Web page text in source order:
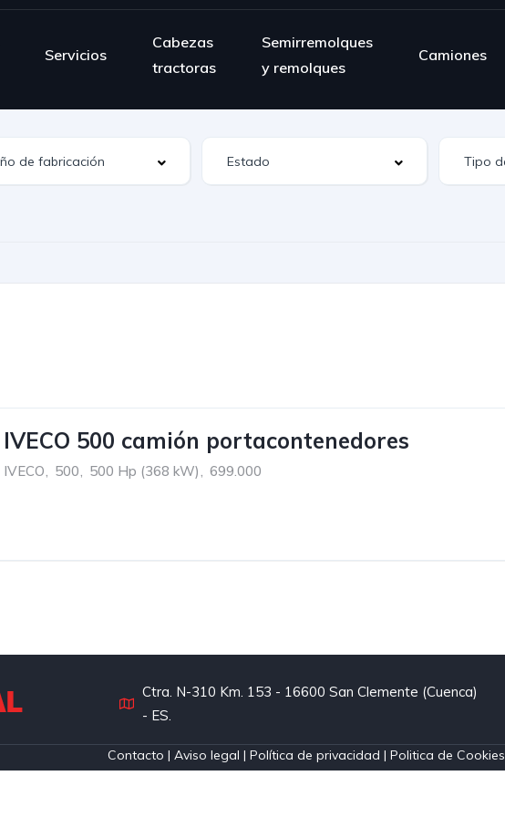
Servicios
Cabezas
tractoras
Semirremolques
y remolques
Camiones
IVECO 500 camión portacontenedores
IVECO, 500, 500 Hp (368 kW), 699.000
Ctra. N-310 Km. 153 - 16600 San Clemente (Cuenca)
- ES.
Contacto | Aviso legal |Política de privacidad |Politica de Cookies